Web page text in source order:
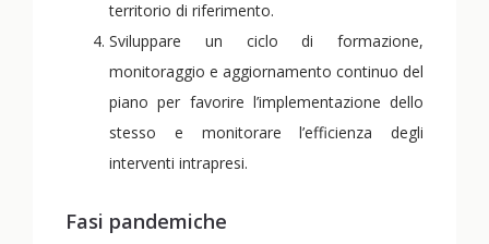
territorio di riferimento.
Sviluppare un ciclo di formazione,
monitoraggio e aggiornamento continuo del
piano per favorire l’implementazione dello
stesso e monitorare l’efficienza degli
interventi intrapresi.
Fasi pandemiche